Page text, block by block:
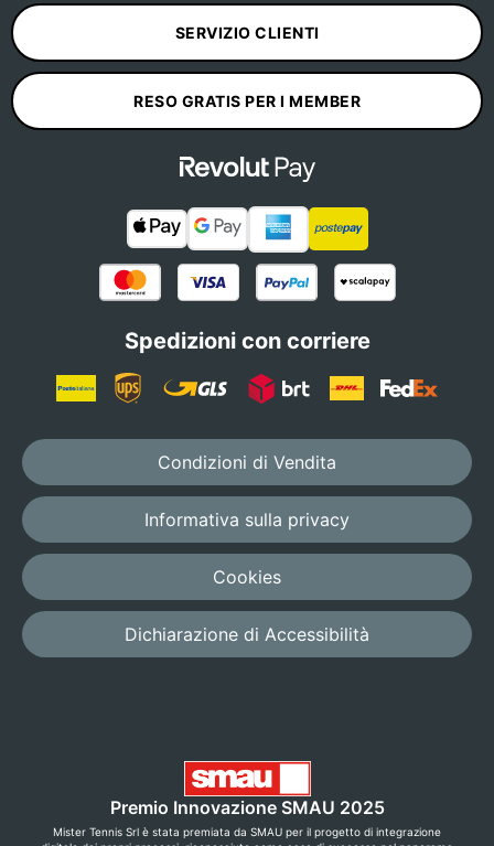
SERVIZIO CLIENTI
RESO GRATIS PER I MEMBER
Spedizioni con corriere
Condizioni di Vendita
Informativa sulla privacy
Cookies
Dichiarazione di Accessibilità
Premio Innovazione SMAU 2025
Mister Tennis Srl è stata premiata da SMAU per il progetto di integrazione